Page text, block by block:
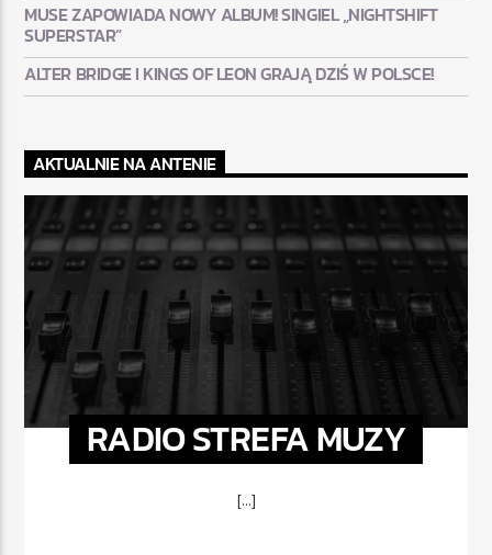
MUSE ZAPOWIADA NOWY ALBUM! SINGIEL „NIGHTSHIFT
SUPERSTAR”
ALTER BRIDGE I KINGS OF LEON GRAJĄ DZIŚ W POLSCE!
AKTUALNIE NA ANTENIE
RADIO STREFA MUZY
[...]